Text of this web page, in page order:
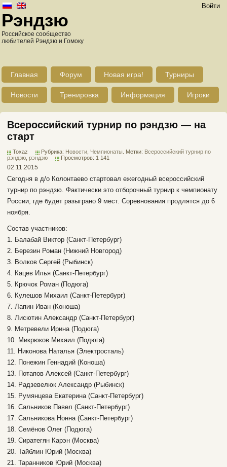
Войти
Рэндзю
Российское сообщество
любителей Рэндзю и Гомоку
Главная Форум Новая игра! Турниры
Новости Тренировка Информация Игроки
Всероссийский турнир по рэндзю — на
старт
Toxaz Рубрика: Новости Чемпионаты . Метки: Всероссийский турнир по
рэндзю рэндзю Просмотров: 1 141
02.11.2015
Сегодня в д/о Колонтаево стартовал ежегодный всероссийский
турнир по рэндзю. Фактически это отборочный турнир к чемпионату
России, где будет разыграно 9 мест. Соревнования продлятся до 6
ноября.
Состав участников:
1. Балабай Виктор (Санкт-Петербург)
2. Березин Роман (Нижний Новгород)
3. Волков Сергей (Рыбинск)
4. Кацев Илья (Санкт-Петербург)
5. Крючок Роман (Подюга)
6. Кулешов Михаил (Санкт-Петербург)
7. Лапин Иван (Коноша)
8. Лисютин Александр (Санкт-Петербург)
9. Метревели Ирина (Подюга)
10. Микрюков Михаил (Подюга)
11. Никонова Наталья (Электросталь)
12. Понежин Геннадий (Коноша)
13. Потапов Алексей (Санкт-Петербург)
14. Радзевелюк Александр (Рыбинск)
15. Румянцева Екатерина (Санкт-Петербург)
16. Сальников Павел (Санкт-Петербург)
17. Сальникова Нонна (Санкт-Петербург)
18. Семёнов Олег (Подюга)
19. Сиратегян Карэн (Москва)
20. Тайблин Юрий (Москва)
21. Таранников Юрий (Москва)